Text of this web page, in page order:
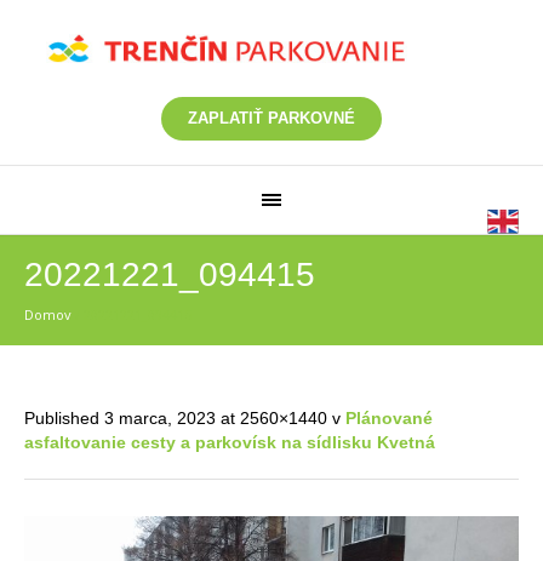
ZAPLATIŤ PARKOVNÉ
20221221_094415
Domov
Published 3 marca, 2023 at 2560×1440 v Plánované
asfaltovanie cesty a parkovísk na sídlisku Kvetná